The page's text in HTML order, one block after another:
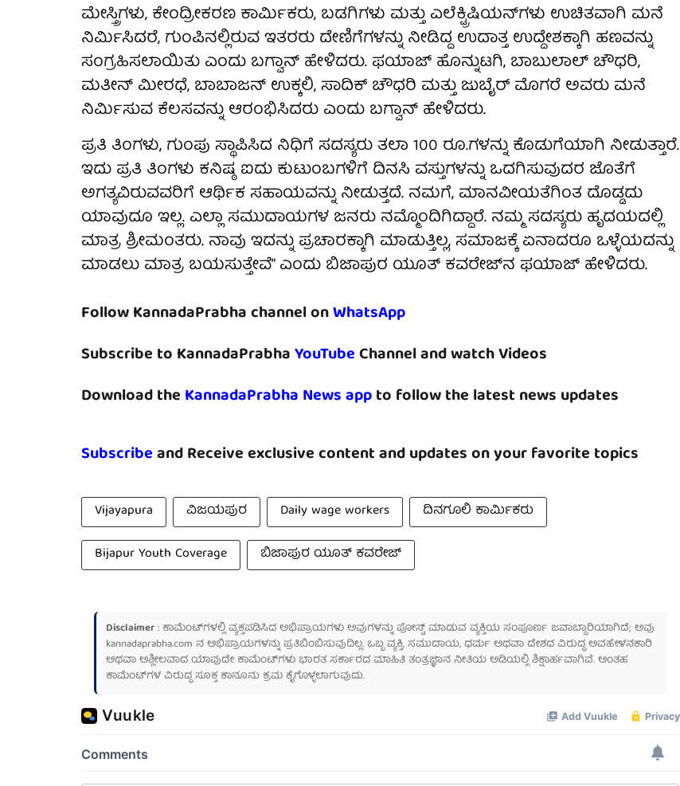
ಮೇಸ್ತ್ರಿಗಳು, ಕೇಂದ್ರೀಕರಣ ಕಾರ್ಮಿಕರು, ಬಡಗಿಗಳು ಮತ್ತು ಎಲೆಕ್ಟ್ರಿಷಿಯನ್‌ಗಳು ಉಚಿತವಾಗಿ ಮನೆ
ನಿರ್ಮಿಸಿದರೆ, ಗುಂಪಿನಲ್ಲಿರುವ ಇತರರು ದೇಣಿಗೆಗಳನ್ನು ನೀಡಿದ್ದ ಉದಾತ್ತ ಉದ್ದೇಶಕ್ಕಾಗಿ ಹಣವನ್ನು
ಸಂಗ್ರಹಿಸಲಾಯಿತು ಎಂದು ಬಗ್ವಾನ್ ಹೇಳಿದರು. ಫಯಾಜ್ ಹೊನ್ನುಟಗಿ, ಬಾಬುಲಾಲ್ ಚೌಧರಿ,
ಮತೀನ್ ಮೀರಧೆ, ಬಾಬಾಜನ್ ಉಕ್ಕಲಿ, ಸಾದಿಕ್ ಚೌಧರಿ ಮತ್ತು ಜುಬೈರ್ ಮೊಗರೆ ಅವರು ಮನೆ
ನಿರ್ಮಿಸುವ ಕೆಲಸವನ್ನು ಆರಂಭಿಸಿದರು ಎಂದು ಬಗ್ವಾನ್ ಹೇಳಿದರು.
ಪ್ರತಿ ತಿಂಗಳು, ಗುಂಪು ಸ್ಥಾಪಿಸಿದ ನಿಧಿಗೆ ಸದಸ್ಯರು ತಲಾ 100 ರೂ.ಗಳನ್ನು ಕೊಡುಗೆಯಾಗಿ ನೀಡುತ್ತಾರೆ.
ಇದು ಪ್ರತಿ ತಿಂಗಳು ಕನಿಷ್ಠ ಐದು ಕುಟುಂಬಗಳಿಗೆ ದಿನಸಿ ವಸ್ತುಗಳನ್ನು ಒದಗಿಸುವುದರ ಜೊತೆಗೆ
ಅಗತ್ಯವಿರುವವರಿಗೆ ಆರ್ಥಿಕ ಸಹಾಯವನ್ನು ನೀಡುತ್ತದೆ. ನಮಗೆ, ಮಾನವೀಯತೆಗಿಂತ ದೊಡ್ಡದು
ಯಾವುದೂ ಇಲ್ಲ. ಎಲ್ಲಾ ಸಮುದಾಯಗಳ ಜನರು ನಮ್ಮೊಂದಿಗಿದ್ದಾರೆ. ನಮ್ಮ ಸದಸ್ಯರು ಹೃದಯದಲ್ಲಿ
ಮಾತ್ರ ಶ್ರೀಮಂತರು. ನಾವು ಇದನ್ನು ಪ್ರಚಾರಕ್ಕಾಗಿ ಮಾಡುತ್ತಿಲ್ಲ, ಸಮಾಜಕ್ಕೆ ಏನಾದರೂ ಒಳ್ಳೆಯದನ್ನು
ಮಾಡಲು ಮಾತ್ರ ಬಯಸುತ್ತೇವೆ” ಎಂದು ಬಿಜಾಪುರ ಯೂತ್ ಕವರೇಜ್‌ನ ಫಯಾಜ್ ಹೇಳಿದರು.
Follow KannadaPrabha channel onWhatsApp
Subscribe to KannadaPrabhaYouTubeChannel and watch Videos
Download the KannadaPrabha News appto follow the latest news updates
Subscribeand Receive exclusive content and updates on your favorite topics
Vijayapura ವಿಜಯಪುರ Daily wage workers
ದಿನಗೂಲಿ ಕಾರ್ಮಿಕರು
Bijapur Youth Coverage
ಬಿಜಾಪುರ ಯೂತ್ ಕವರೇಜ್
Disclaimer: ಕಾಮೆಂಟ್‌ಗಳಲ್ಲಿ ವ್ಯಕ್ತಪಡಿಸಿದ ಅಭಿಪ್ರಾಯಗಳು ಅವುಗಳನ್ನು ಪೋಸ್ಟ್ ಮಾಡುವ ವ್ಯಕ್ತಿಯ ಸಂಪೂರ್ಣ ಜವಾಬ್ದಾರಿಯಾಗಿದೆ; ಅವು
kannadaprabha.com ನ ಅಭಿಪ್ರಾಯಗಳನ್ನು ಪ್ರತಿಬಿಂಬಿಸುವುದಿಲ್ಲ. ಒಬ್ಬ ವ್ಯಕ್ತಿ, ಸಮುದಾಯ, ಧರ್ಮ ಅಥವಾ ದೇಶದ ವಿರುದ್ಧ ಅವಹೇಳನಕಾರಿ
ಅಥವಾ ಅಶ್ಲೀಲವಾದ ಯಾವುದೇ ಕಾಮೆಂಟ್‌ಗಳು ಭಾರತ ಸರ್ಕಾರದ ಮಾಹಿತಿ ತಂತ್ರಜ್ಞಾನ ನೀತಿಯ ಅಡಿಯಲ್ಲಿ ಶಿಕ್ಷಾರ್ಹವಾಗಿವೆ. ಅಂತಹ
ಕಾಮೆಂಟ್‌ಗಳ ವಿರುದ್ಧ ಸೂಕ್ತ ಕಾನೂನು ಕ್ರಮ ಕೈಗೊಳ್ಳಲಾಗುವುದು.